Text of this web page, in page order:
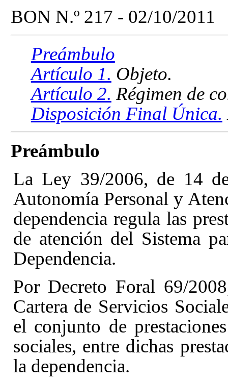
BON N.º 217 - 02/10/2011
Preámbulo
Artículo 1. Objeto.
Artículo 2. Régimen de
Disposición Final Única.
Preámbulo
La Ley 39/2006, de 14
Autonomía Personal y
dependencia regula las
de atención del Sistema
Dependencia.
Por Decreto Foral 69/
Cartera de Servicios
el conjunto de
sociales, entre dichas
la dependencia.